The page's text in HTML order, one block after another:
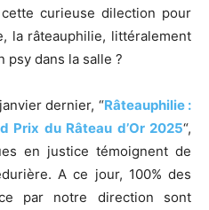
curieuse dilection pour
la râteauphilie, littéralement
psy dans la salle ?
dernier, “Râteauphilie :
Prix du Râteau d’Or 2025“,
en justice témoignent de
A ce jour, 100% des
par notre direction sont